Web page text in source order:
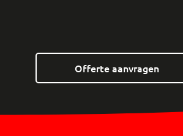
Offerte aanvragen